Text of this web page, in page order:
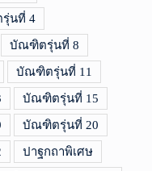
นที่ 4
บัณฑิตรุ่นที่ 8
บัณฑิตรุ่นที่ 11
บัณฑิตรุ่นที่ 15
บัณฑิตรุ่นที่ 20
ปาฐกถาพิเศษ